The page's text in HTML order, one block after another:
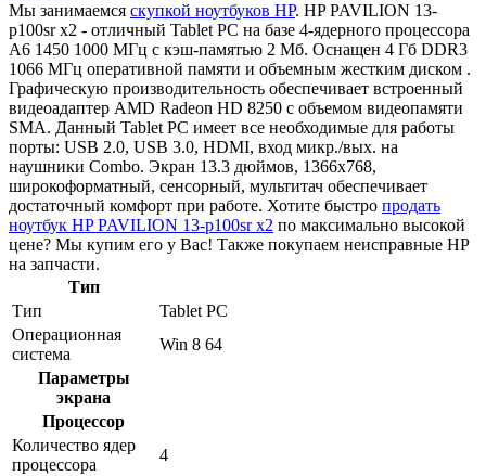
Мы занимаемся скупкой ноутбуков HP. HP PAVILION 13-
p100sr x2 - отличный Tablet PC на базе 4-ядерного процессора
A6 1450 1000 МГц с кэш-памятью 2 Мб. Оснащен 4 Гб DDR3
1066 МГц оперативной памяти и объемным жестким диском .
Графическую производительность обеспечивает встроенный
видеоадаптер AMD Radeon HD 8250 с объемом видеопамяти
SMA. Данный Tablet PC имеет все необходимые для работы
порты: USB 2.0, USB 3.0, HDMI, вход микр./вых. на
наушники Combo. Экран 13.3 дюймов, 1366x768,
широкоформатный, сенсорный, мультитач обеспечивает
достаточный комфорт при работе. Хотите быстро продать
ноутбук HP PAVILION 13-p100sr x2 по максимально высокой
цене? Мы купим его у Вас! Также покупаем неисправные HP
на запчасти.
Тип
Тип
Tablet PC
Операционная
система
Win 8 64
Параметры
экрана
Процессор
Количество ядер
процессора
4